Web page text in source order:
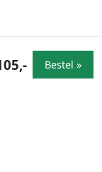
Bestel »